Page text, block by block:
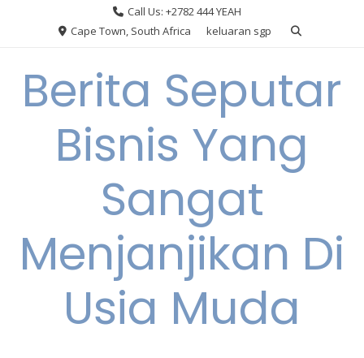
Call Us: +2782 444 YEAH
Cape Town, South Africa
keluaran sgp
Berita Seputar
Bisnis Yang
Sangat
Menjanjikan Di
Usia Muda